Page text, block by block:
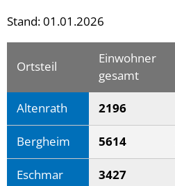
Stand: 01.01.2026
Ortsteil
Einwohner
gesamt
Altenrath 2196
Bergheim 5614
Eschmar 3427